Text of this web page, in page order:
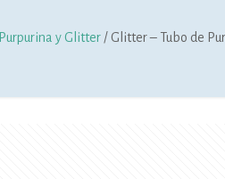
Purpurina y Glitter / Glitter – Tubo de